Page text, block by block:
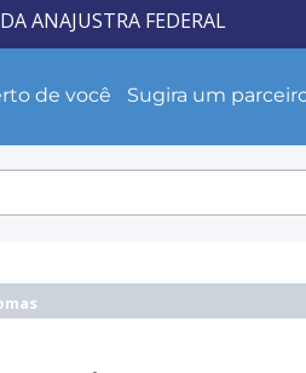
ANAJUSTRA FEDERAL
de você Sugira um